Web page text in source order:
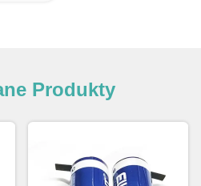
Produkty